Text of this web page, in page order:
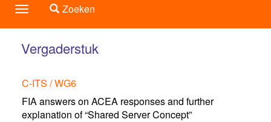
ToggleToggle search
Zoeken
Vergaderstuk
C‐ITS / WG6
FIA answers on ACEA responses and further
explanation of “Shared Server Concept”